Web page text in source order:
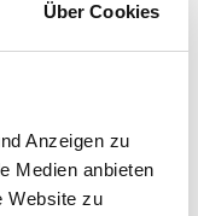
Über Cookies
Anzeigen zu
Medien anbieten
Website zu